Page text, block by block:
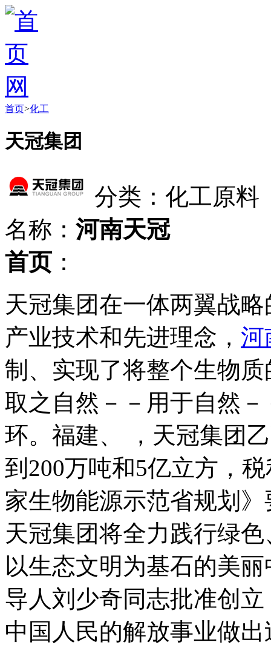
首页>化工
天冠集团
分类：化工原料
名称： 河南天冠
首页 ：
天冠集团在一体两翼战
产业技术和先进理念， 河
制、实现了将整个生物
取之自然－－用于自然
环。福建、 ，天冠集团
到200万吨和5亿立方，
家生物能源示范省规划
天冠集团将全力践行绿
以生态文明为基石的美
导人刘少奇同志批准创
中国人民的解放事业做